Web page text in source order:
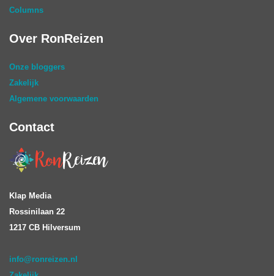
Columns
Over RonReizen
Onze bloggers
Zakelijk
Algemene voorwaarden
Contact
Klap Media
Rossinilaan 22
1217 CB Hilversum
info@ronreizen.nl